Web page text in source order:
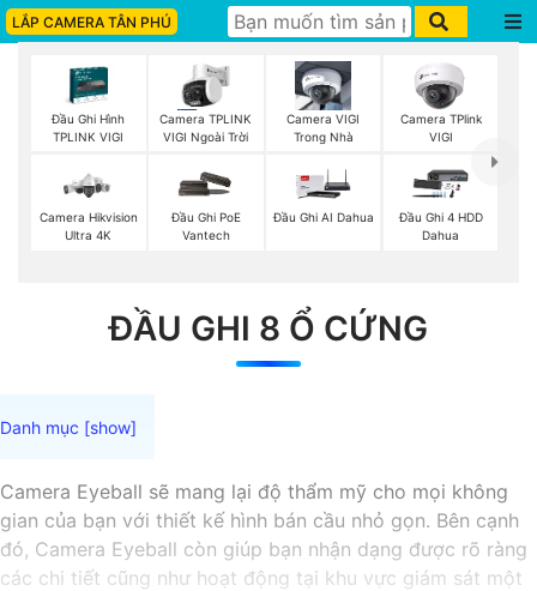
LẮP CAMERA TÂN PHÚ
Đầu Ghi Hình
TPLINK VIGI
Camera TPLINK
VIGI Ngoài Trời
Camera VIGI
Trong Nhà
Camera TPlink
VIGI
Camera Hikvision
Ultra 4K
Đầu Ghi PoE
Vantech
Đầu Ghi AI Dahua
Đầu Ghi 4 HDD
Dahua
ĐẦU GHI 8 Ổ CỨNG
Camera Eyeball sẽ mang lại độ thẩm mỹ cho mọi không
gian của bạn với thiết kế hình bán cầu nhỏ gọn. Bên cạnh
đó, Camera Eyeball còn giúp bạn nhận dạng được rõ ràng
các chi tiết cũng như hoạt động tại khu vực giám sát một